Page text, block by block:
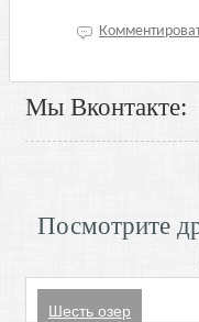
Мы Вконтакте:
Посмотрите
Шесть озер